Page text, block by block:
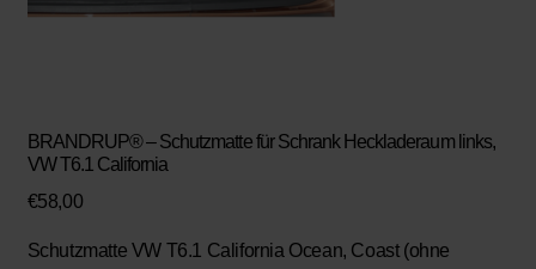
BRANDRUP® – Schutzmatte für Schrank Heckladeraum links,
VW T6.1 California
€58,00
Schutzmatte VW T6.1 California Ocean, Coast (ohne